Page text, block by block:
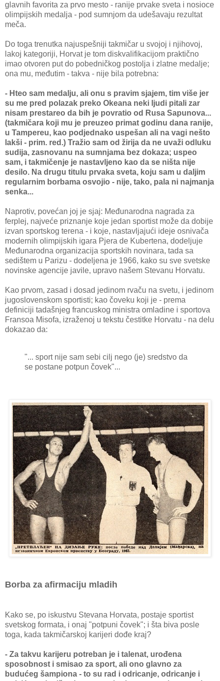
glavnih favorita za prvo mesto - ranije prvake sveta i nosioce
olimpijskih medalja - pod sumnjom da udešavaju rezultat
meča.
Do toga trenutka najuspešniji takmičar u svojoj i njihovoj,
lakoj kategoriji, Horvat je tom diskvalifikacijom praktično
imao otvoren put do pobedničkog postolja i zlatne medalje;
ona mu, međutim - takva - nije bila potrebna:
- Hteo sam medalju, ali onu s pravim sjajem, tim više jer
su me pred polazak preko Okeana neki ljudi pitali zar
nisam prestareo da bih je povratio od Rusa Sapunova...
(takmičara koji mu je preuzeo primat godinu dana ranije,
u Tampereu, kao podjednako uspešan ali na vagi nešto
lakši - prim. red.) Tražio sam od žirija da ne uvaži odluku
sudija, zasnovanu na sumnjama bez dokaza; uspeo
sam, i takmičenje je nastavljeno kao da se ništa nije
desilo. Na drugu titulu prvaka sveta, koju sam u daljim
regularnim borbama osvojio - nije, tako, pala ni najmanja
senka...
Naprotiv, povećan joj je sjaj: Međunarodna nagrada za
ferplej, najveće priznanje koje jedan sportist može da dobije
izvan sportskog terena - i koje, nastavljajući ideje osnivača
modernih olimpijskih igara Pjera de Kubertena, dodeljuje
Međunarodna organizacija sportskih novinara, tada sa
sedištem u Parizu - dodeljena je 1966, kako su sve svetske
novinske agencije javile, upravo našem Stevanu Horvatu.
Kao prvom, zasad i dosad jedinom rvaču na svetu, i jedinom
jugoslovenskom sportisti; kao čoveku koji je - prema
definiciji tadašnjeg francuskog ministra omladine i sportova
Fransoa Misofa, izraženoj u tekstu čestitke Horvatu - na delu
dokazao da:
"... sport nije sam sebi cilj nego (je) sredstvo da
se postane potpun čovek"...
Borba za afirmaciju mladih
Kako se, po iskustvu Stevana Horvata, postaje sportist
svetskog formata, i onaj "potpuni čovek"; i šta biva posle
toga, kada takmičarskoj karijeri dođe kraj?
- Za takvu karijeru potreban je i talenat, urođena
sposobnost i smisao za sport, ali ono glavno za
budućeg šampiona - to su rad i odricanje, odricanje i